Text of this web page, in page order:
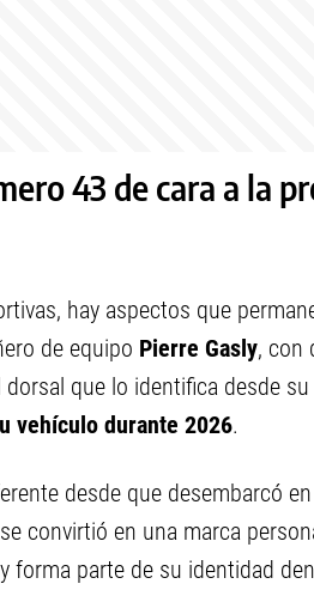
43 de cara a la
hay aspectos que
de equipo Pierre Gasly, con
que lo identifica desde
vehículo durante 2026.
desde que desembarcó
convirtió en una marca
forma parte de su identidad